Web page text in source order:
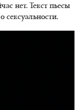
нет. Текст пьесы
сексуальности.